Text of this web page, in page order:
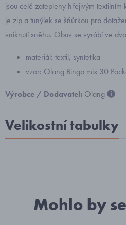
jsou celé zatepleny hřejivým
je zip a tunýlek se šňůrkou pro
vniknutí sněhu. Obuv se vyrábí ve
materiál: textil, syntetika
vzor: Olang Bingo mix 30
Výrobce / Dodavatel: Olang
Velikostní tabulky
Mohlo by